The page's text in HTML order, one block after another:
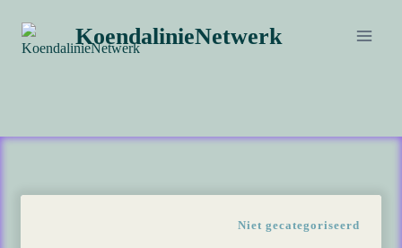
naar
inhoud
KoendalinieNetwerk
Niet gecategoriseerd